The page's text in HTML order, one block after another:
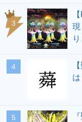
3
現
4
は
5